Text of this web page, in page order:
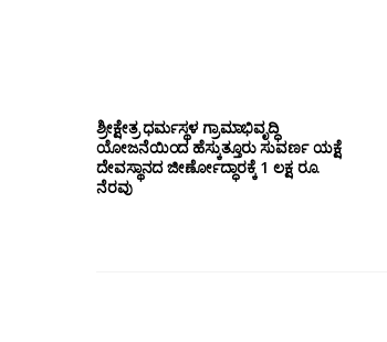
ಶ್ರೀಕ್ಷೇತ್ರ ಧರ್ಮಸ್ಥಳ ಗ್ರಾಮಾಭಿವೃದ್ಧಿ
ಯೋಜನೆಯಿಂದ ಹೆಸ್ಕುತ್ತೂರು ಸುವರ್ಣ ಯಕ್ಷೆ
ದೇವಸ್ಥಾನದ ಜೀರ್ಣೋದ್ಧಾರಕ್ಕೆ 1 ಲಕ್ಷ ರೂ.
ನೆರವು